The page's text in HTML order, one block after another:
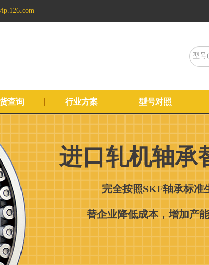
查询 行业方案 型号对照
进口轧机轴承
完全按照SKF轴承标准
替企业降低成本，增加产能